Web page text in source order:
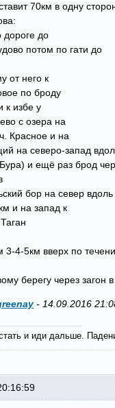
70км в одну
дороге до
потом по гати до
от него к
по броду
к избе у
с озера на
Красное и на
на северо-запад
и ещё раз брод
бор на север вдоль
и на запад к
3-4-5км вверх по
берегу через загон
- 14.09.2016
и иди дальше.